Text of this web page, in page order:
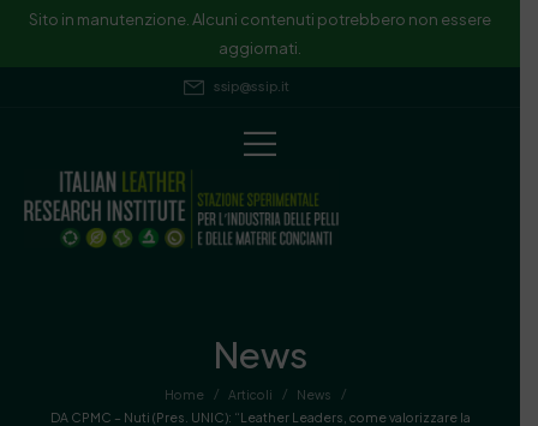
Sito in manutenzione. Alcuni contenuti potrebbero non essere
aggiornati.
ssip@ssip.it
News
Home / Articoli / News
/
DA CPMC – Nuti (Pres. UNIC): “Leather Leaders, come valorizzare la